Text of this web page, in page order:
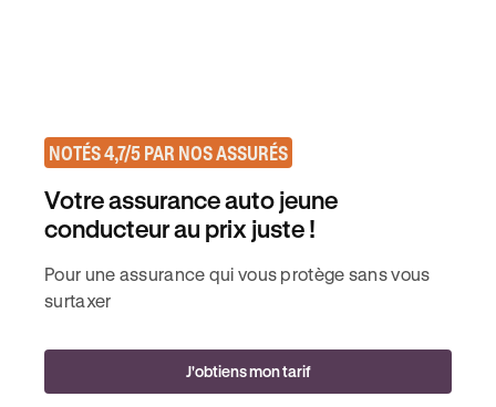
NOTÉS 4,7/5 PAR NOS ASSURÉS
Votre assurance auto jeune
conducteur au prix juste !
Pour une assurance qui vous protège sans vous
surtaxer
J'obtiens mon tarif